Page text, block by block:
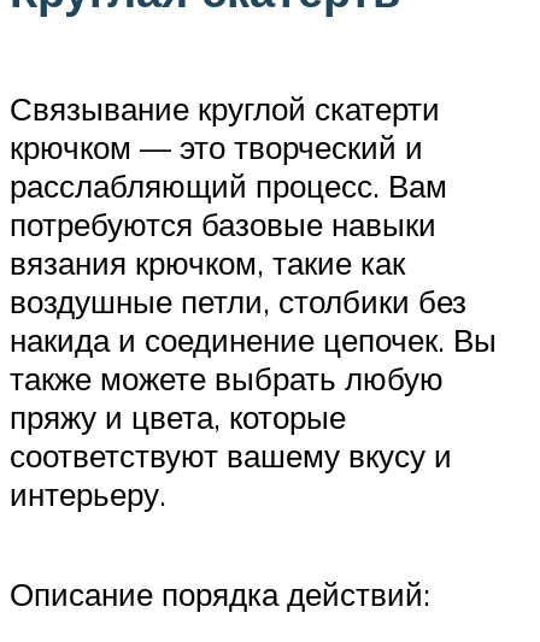
Связывание круглой скатерти
крючком — это творческий и
расслабляющий процесс. Вам
потребуются базовые навыки
вязания крючком, такие как
воздушные петли, столбики без
накида и соединение цепочек. Вы
также можете выбрать любую
пряжу и цвета, которые
соответствуют вашему вкусу и
интерьеру.
Описание порядка действий: